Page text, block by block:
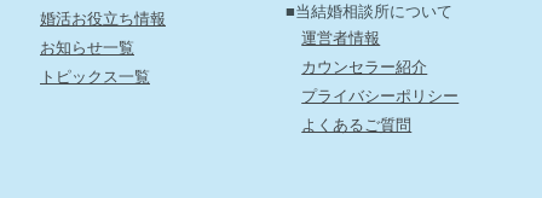
婚活お役立ち情報
お知らせ一覧
トピックス一覧
■当結婚相談所について
運営者情報
カウンセラー紹介
プライバシーポリシー
よくあるご質問